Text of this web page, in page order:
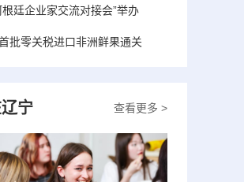
廷企业家交流对接会”举办
批零关税进口非洲鲜果通关
查看更多 >
宁